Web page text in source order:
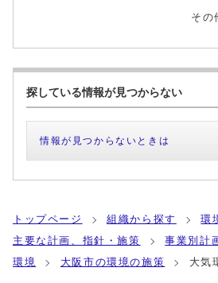
その
探している情報が見つからない
情報が見つからないときは
トップページ 組織から探す 環
主要な計画、指針・施策
事業別計
環境
大阪市の環境の施策 大気